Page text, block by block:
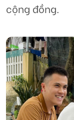
cộng đồng.